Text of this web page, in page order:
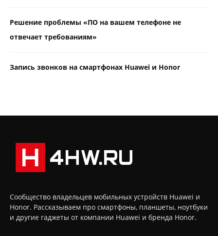
Решение проблемы «ПО на вашем телефоне не
отвечает требованиям»
Запись звонков на смартфонах Huawei и Honor
Сообщество владельцев мобильных устройств Huawei и
Honor. Рассказываем про смартфоны, планшеты, ноутбуки
и другие гаджеты от компании Huawei и бренда Honor.